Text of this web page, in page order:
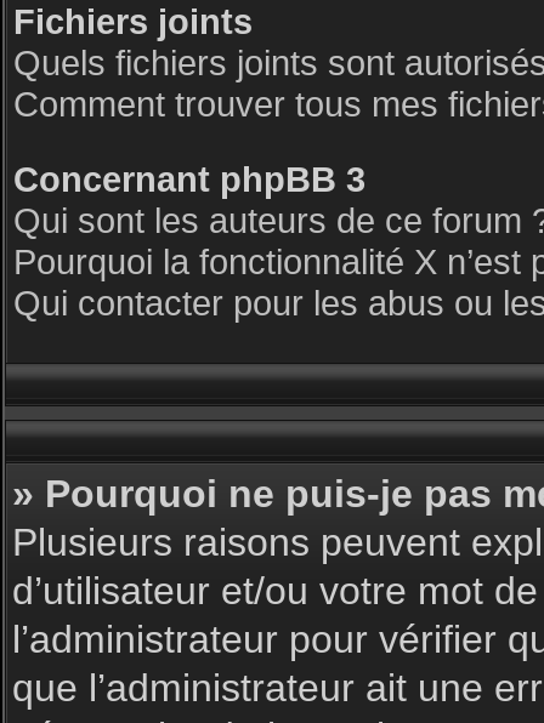
Fichiers joints
Quels fichiers joints sont
Comment trouver tous mes
Concernant phpBB 3
Qui sont les auteurs de ce forum
Pourquoi la fonctionnalité X n’est
Qui contacter pour les abus ou
» Pourquoi ne puis-je pas
Plusieurs raisons peuvent
d’utilisateur et/ou votre mot
l’administrateur pour vérifier
que l’administrateur ait une